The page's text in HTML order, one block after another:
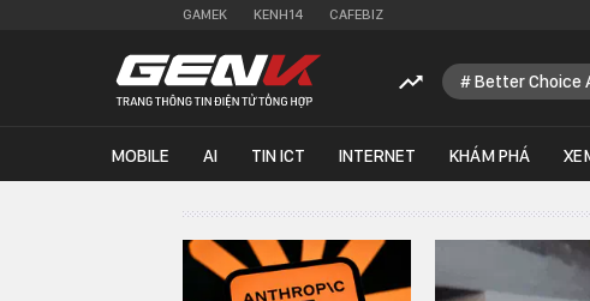
GAMEK KENH14 CAFEBIZ
Better Choice
MOBILE AI TIN ICT INTERNET KHÁM PHÁ